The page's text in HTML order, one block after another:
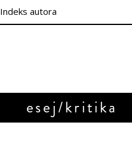
Indeks autora
esej/kritika